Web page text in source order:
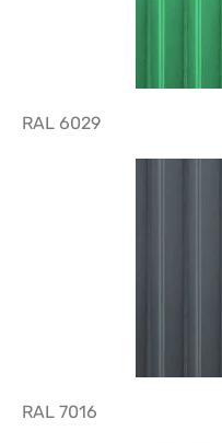
RAL 6029
RAL 7016